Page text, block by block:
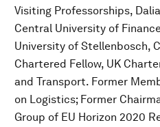
Visiting Professorships,
Central University of
University of Stellenbosch,
Chartered Fellow, UK
and Transport. Former
on Logistics; Former
Group of EU Horizon 2020